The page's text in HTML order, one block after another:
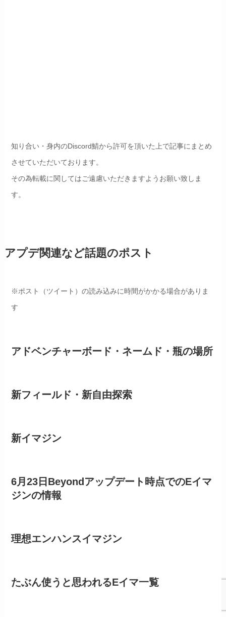
知り合い・身内のDiscord鯖から許可を頂いた上で記事にまとめ
させていただいております。
その為転載に関してはご遠慮いただきますようお願い致しま
す。
アプデ関連など話題のポスト
※ポスト（ツイート）の読み込みに時間がかかる場合がありま
す
アドベンチャーボード・ネームド・瓶の場所
新フィールド・新自由探索
新イマジン
6月23日Beyondアップデート時点でのEイマ
ジンの情報
理想エンハンスイマジン
たぶん使うと思われるEイマ一覧